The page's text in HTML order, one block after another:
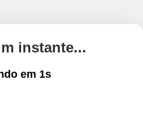
instante...
em 1s